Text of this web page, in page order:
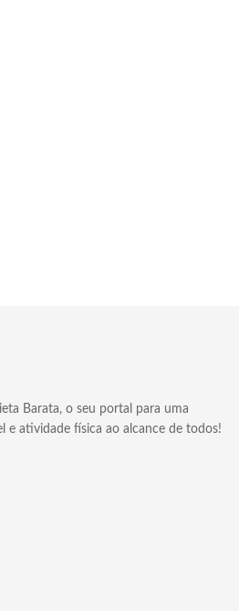
Barata, o seu portal para uma
e atividade física ao alcance de todos!